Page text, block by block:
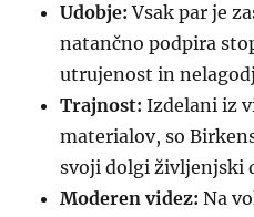
Udobje: Vsak par je
natančno podpira
utrujenost in
Trajnost: Izdelani iz
materialov, so
svoji dolgi življenjski
Moderen videz: Na